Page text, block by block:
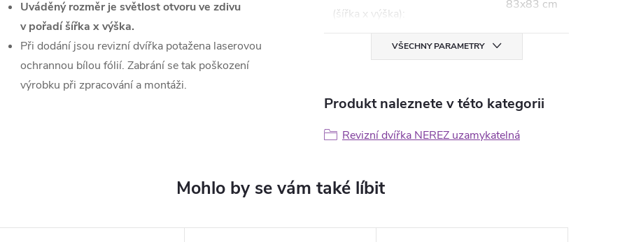
Uváděný rozměr je světlost otvoru ve zdivu
v pořadí šířka x výška.
Při dodání jsou revizní dvířka potažena laserovou
ochrannou bílou fólií. Zabrání se tak poškození
výrobku při zpracování a montáži.
(šířka x výška):
83x83 cm
VŠECHNY PARAMETRY
Produkt naleznete v této kategorii
Revizní dvířka NEREZ uzamykatelná